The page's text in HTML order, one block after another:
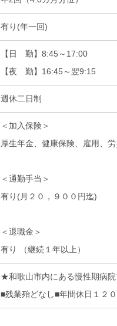
有り(年一回)
【日 勤】8:45～17:00
【夜 勤】16:45～翌9:15
週休二日制
＜加入保険＞
厚生年金、健康保険、雇用、労
＜通勤手当＞
有り(月２０，９００円迄)
＜退職金＞
有り （継続１年以上）
★和歌山市内にある慢性期病院
■残業殆どなし■年間休日１２